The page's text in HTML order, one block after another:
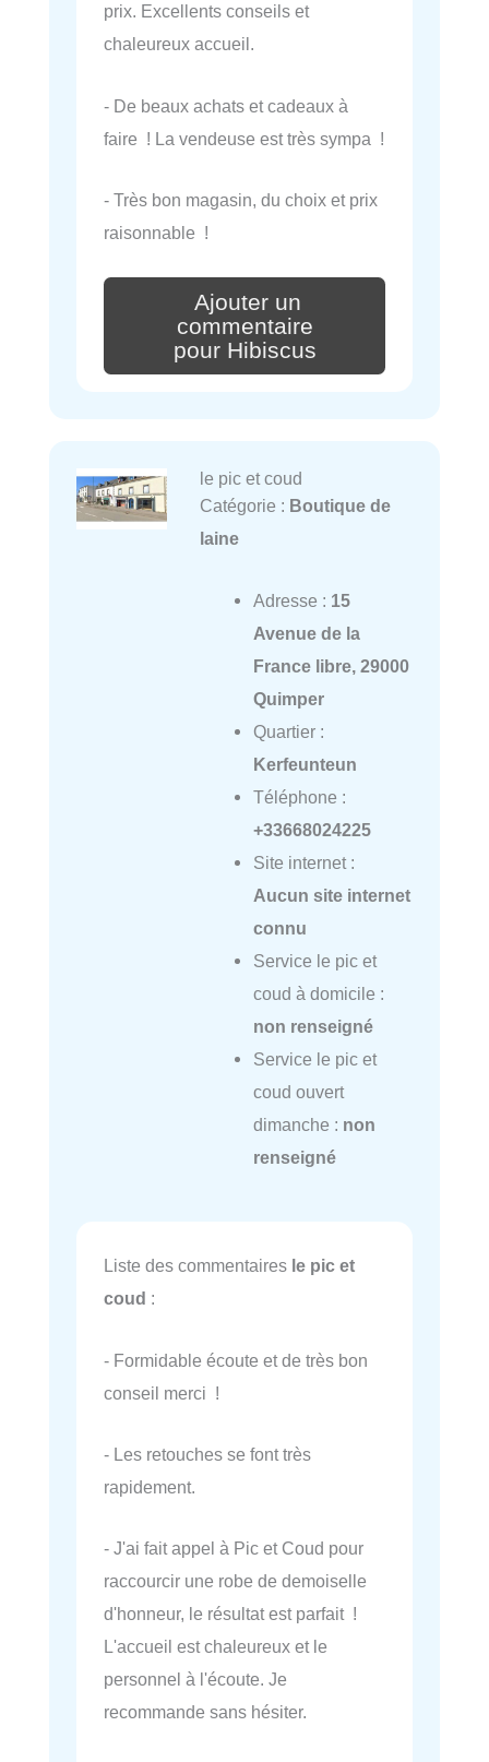
prix. Excellents conseils et
chaleureux accueil.
- De beaux achats et cadeaux à
faire ! La vendeuse est très sympa !
- Très bon magasin, du choix et prix
raisonnable !
Ajouter un
commentaire
pour Hibiscus
le pic et coud
Catégorie : Boutique de
laine
Adresse : 15
Avenue de la
France libre, 29000
Quimper
Quartier :
Kerfeunteun
Téléphone :
+33668024225
Site internet :
Aucun site internet
connu
Service le pic et
coud à domicile :
non renseigné
Service le pic et
coud ouvert
dimanche : non
renseigné
Liste des commentaires le pic et
coud :
- Formidable écoute et de très bon
conseil merci !
- Les retouches se font très
rapidement.
- J'ai fait appel à Pic et Coud pour
raccourcir une robe de demoiselle
d'honneur, le résultat est parfait !
L'accueil est chaleureux et le
personnel à l'écoute. Je
recommande sans hésiter.